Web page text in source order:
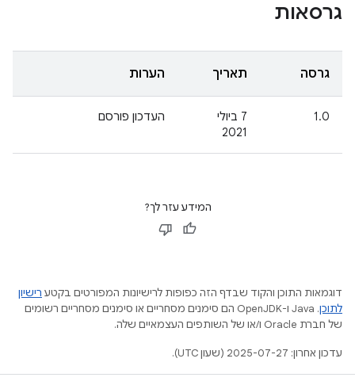
גרסאות
גרסה תאריך הערות
1.0
7 ביולי
2021
העדכון פורסם
המידע עזר לך?
דוגמאות התוכן והקוד שבדף הזה כפופות לרישיונות המפורטים בקטע רישיון
לתוכן
.‏ Java ו-OpenJDK הם סימנים מסחריים או סימנים מסחריים רשומים
של חברת Oracle ו/או של השותפים העצמאיים שלה.
עדכון אחרון: 2025-07-27 (שעון UTC).